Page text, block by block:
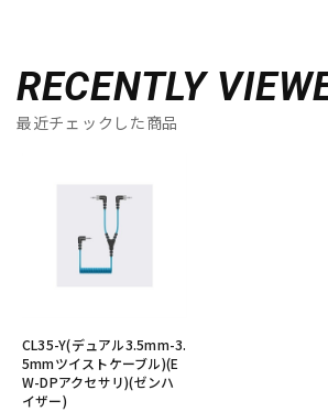
RECENTLY
最近チェックした商品
CL35-Y(デュアル3.5mm-3.
5mmツイストケーブル)(E
W-DPアクセサリ)(ゼンハ
イザー)